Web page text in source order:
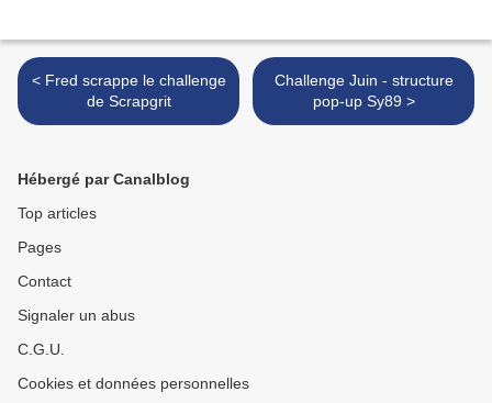
< Fred scrappe le challenge
de Scrapgrit
Challenge Juin - structure
pop-up Sy89 >
Hébergé par Canalblog
Top articles
Pages
Contact
Signaler un abus
C.G.U.
Cookies et données personnelles